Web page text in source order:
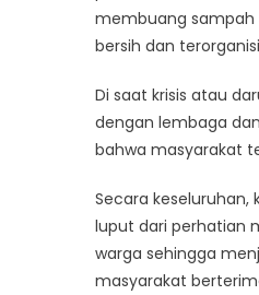
membuang sampah
bersih dan
Di saat krisis atau
dengan lembaga
bahwa masyarakat
Secara
luput dari perhatian
warga sehingga
masyarakat